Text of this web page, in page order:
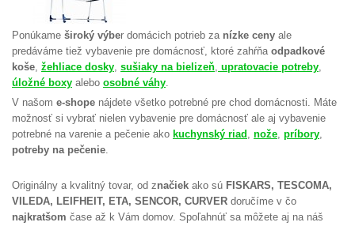
Ponúkame široký výber domácich potrieb za nízke ceny a le
predáváme tiež vybavenie pre domácnosť, ktoré zahŕňa odpadkové
koše, žehliace dosky, sušiaky na bielizeň, upratovacie potreby,
úložné boxy alebo osobné váhy.
V našom e-shope nájdete všetko potrebné pre chod domácnosti. Máte
možnosť si vybrať nielen vybavenie pre domácnosť ale aj vybavenie
potrebné na varenie a pečenie ako kuchynský riad , nože, príbory,
potreby na pečenie.
Originálny a kvalitný tovar, od značiek ako sú FISKARS, TESCOMA,
VILEDA, LEIFHEIT, ETA, SENCOR, CURVER doručíme v čo
najkratšom čase až k Vám domov. Spoľahnúť sa môžete aj na náš